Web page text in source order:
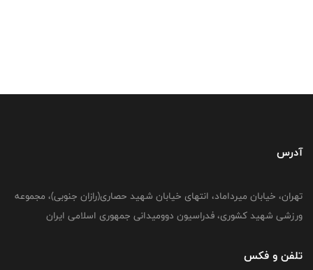
آدرس
تهران، خیابان میرداماد، انتهای خیابان شهید حصاری(رازان جنوبی)، مجموعه
ورزشی شهید کشوری، فدراسیون دوومیدانی جمهوری اسلامی ایران
تلفن و فکس